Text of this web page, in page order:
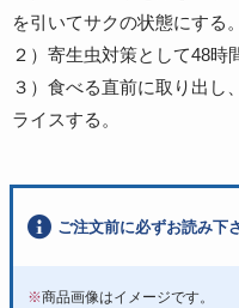
を引いてサクの状態にする。
２）寄生虫対策として48時
３）食べる直前に取り出し
ライスする。
ご注文前に必ずお読み下
※商品画像はイメージです。